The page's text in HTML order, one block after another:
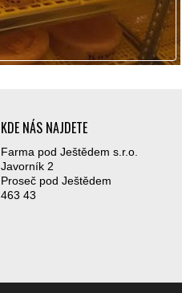
KDE NÁS NAJDETE
Farma pod Ještědem s.r.o.
Javorník 2
Proseč pod Ještědem
463 43